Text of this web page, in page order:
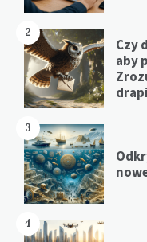
2
Czy
aby
3
4